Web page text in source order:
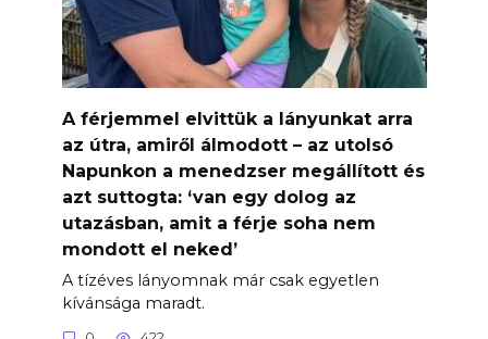
A férjemmel elvittük a lányunkat arra
az útra, amiről álmodott – az utolsó
Napunkon a menedzser megállított és
azt suttogta: ‘van egy dolog az
utazásban, amit a férje soha nem
mondott el neked’
A tízéves lányomnak már csak egyetlen
kívánsága maradt.